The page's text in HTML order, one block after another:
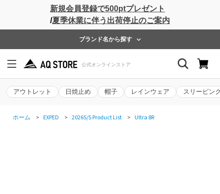
新規会員登録で500ptプレゼント
/夏季休業に伴う出荷停止のご案内
ブランド名から探す
アウトレット 日焼止め 帽子 レインウェア スリーピン
ホーム > EXPED > 2026S/S Product List > Ultra 8R